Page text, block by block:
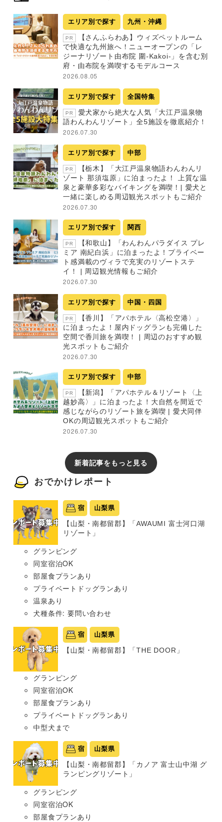
エリア別で探す 九州・沖縄
PR
【さんふらわあ】ウィズペットルーム
で快適な九州旅へ！ニューオープンの「レ
ジーナリゾート由布院 圍-Kakoi-」を含む別
府・由布院を満喫するモデルコース
2026.08.05
エリア別で探す 全国特集
PR
愛犬家から絶大な人気「大江戸温泉物
語わんわんリゾート」全5施設を徹底紹介！
2026.07.30
エリア別で探す 中部
PR
【栃木】「大江戸温泉物語わんわんリ
ゾート 那須塩原」に泊まったよ！ 上質な温
泉と豪華多彩なバイキングを満喫！| 愛犬と
一緒に楽しめる周辺観光スポットもご紹介
2026.07.30
エリア別で探す 関西
PR
【和歌山】「わんわんパラダイス プレ
ミア 南紀白浜」に泊まったよ！プライベー
ト感満載のヴィラで充実のリゾートステ
イ！ | 周辺観光情報もご紹介
2026.07.30
エリア別で探す 中国・四国
PR
【香川】「アパホテル〈高松空港〉」
に泊まったよ！屋内ドッグランも完備した
空間で香川旅を満喫！ | 周辺のおすすめ観
光スポットもご紹介
2026.07.30
エリア別で探す 中部
PR
【新潟】「アパホテル＆リゾート〈上
越妙高〉」に泊まったよ！大自然を間近で
感じながらのリゾート旅を満喫 | 愛犬同伴
OKの周辺観光スポットもご紹介
2026.07.30
新着記事をもっと見る
おでかけレポート
宿 山梨県
【山梨・南都留郡】「AWAUMI 富士河口湖
リゾート」
グランピング
同室宿泊OK
部屋食プランあり
プライベートドッグランあり
温泉あり
犬種条件: 要問い合わせ
宿 山梨県
【山梨・南都留郡】「THE DOOR」
グランピング
同室宿泊OK
部屋食プランあり
プライベートドッグランあり
中型犬まで
宿 山梨県
【山梨・南都留郡】「カノア 富士山中湖 グ
ランピングリゾート」
グランピング
同室宿泊OK
部屋食プランあり